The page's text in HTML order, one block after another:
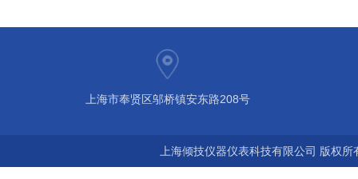
上海市奉贤区邬桥镇安东路208号
上海倾技仪器仪表科技有限公司 版权